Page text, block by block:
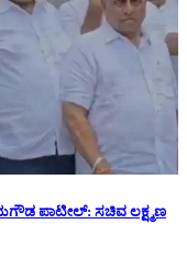
ಪಾಟೀಲ್: ಸಚಿವ ಲಕ್ಷ್ಮಣ